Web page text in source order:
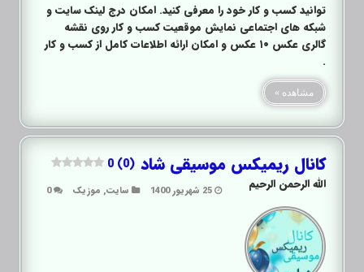
توانید کسب و کار خود را معرفی کنید. امکان درج لینک سایت و
شبکه های اجتماعی نمایش موقعیت کسب و کار روی نقشه
گالری عکس ۱۰ عکس و امکان ارائه اطلاعات کامل از کسب و کار
.
مشاهده »
کانال ریمیکس موسیقی شاد 0 (0)
25 شهریور 1400 سایت, موزیک 0 الله الرحمن الرحیم